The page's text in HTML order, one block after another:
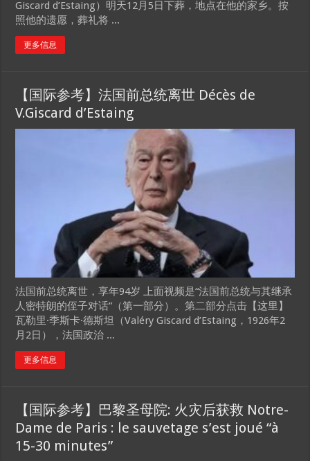
Giscard d’Estaing）明天12月5日下葬，地点在他的家乡。按
照他的遗愿，葬礼将 ...
更多信息
【国际参考】法国前总统离世 Décès de
V.Giscard d’Estaing
法国前总统离世，享年94岁 上面视频是“法国前总统与其继承
人密特朗的侄子对话”（第一部分）。第二部分点击【这里】
瓦勒里·季斯卡·德斯坦（Valéry Giscard d’Estaing，1926年2
月2日），法国政治 ...
更多信息
【国际参考】巴黎圣母院: 火灾后获救 Notre-
Dame de Paris : le sauvetage s’est joué “à
15-30 minutes”